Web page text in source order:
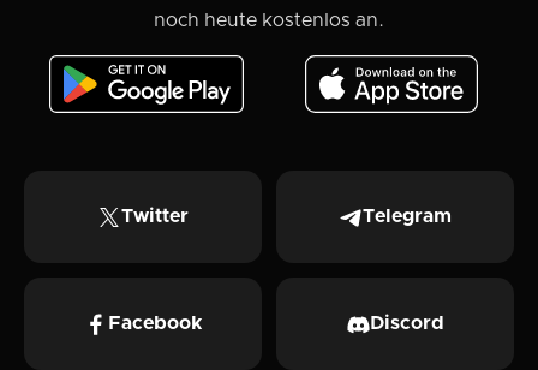
noch heute kostenlos an.
Twitter Telegram
Facebook Discord